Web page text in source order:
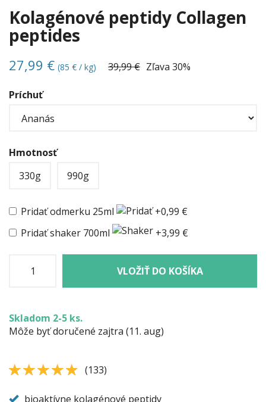
Kolagénové peptidy Collagen
peptides
27,99 € (85 € / kg) 39,99 € Zľava 30%
Príchuť
Hmotnosť
330g
990g
Pridať odmerku 25ml
+0,99 €
Pridať shaker 700ml
+3,99 €
VLOŽIŤ DO KOŠÍKA
Skladom 2-5 ks.
Môže byť doručené zajtra (11. aug)
4.781955 4.8
(133)
bioaktívne kolagénové peptidy